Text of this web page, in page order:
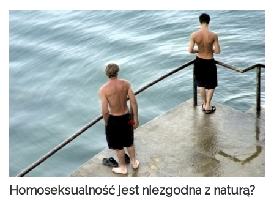
Homoseksualność jest niezgodna z naturą?